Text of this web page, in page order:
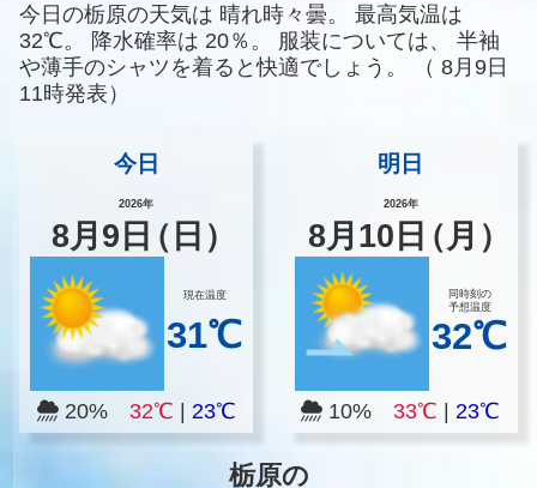
今日の栃原の天気は 晴れ時々曇。
最高気温は
32℃。
降水確率は 20％。 服装については、
半袖
や薄手のシャツを着ると快適でしょう。
（ 8月9日
11時発表）
今日
2026年
8月 9 日（日）
現在温度
31℃
20% 32℃ 23℃
明日
2026年
8月 10 日（月）
同時刻の
予想温度
32℃
10%33℃ |23℃
栃原の